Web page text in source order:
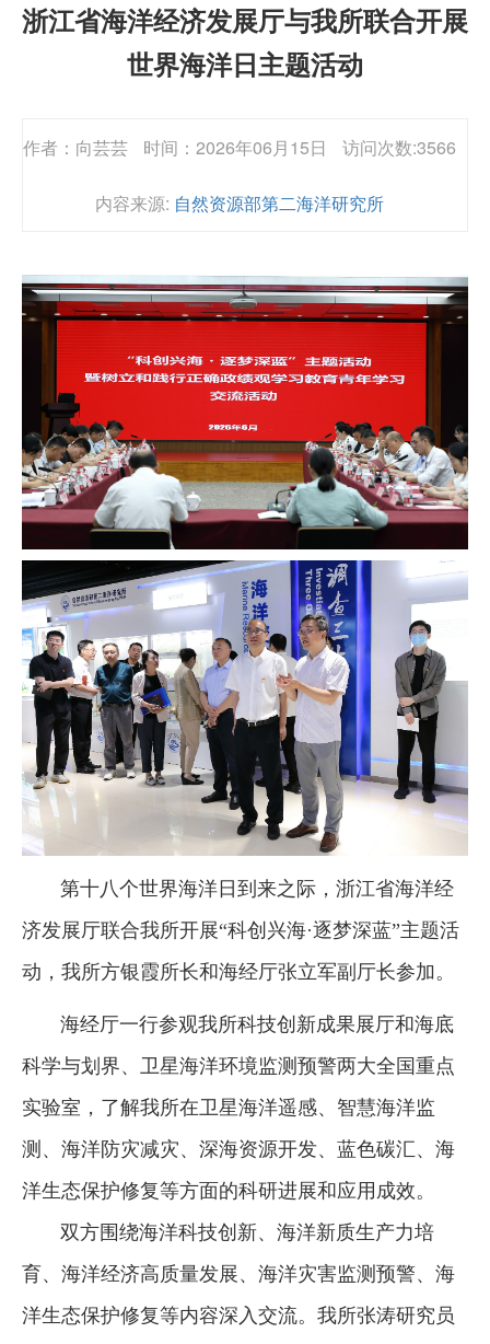
浙江省海洋经济发展厅与我所联合开展
世界海洋日主题活动
作者：向芸芸 时间：2026年06月15日 访问次数:3566
内容来源: 自然资源部第二海洋研究所
第十八个世界海洋日到来之际，浙江省海洋经
济发展厅联合我所开展“科创兴海·逐梦深蓝”主题活
动，我所方银霞所长和海经厅张立军副厅长参加。
海经厅一行参观我所科技创新成果展厅和海底
科学与划界、卫星海洋环境监测预警两大全国重点
实验室，了解我所在卫星海洋遥感、智慧海洋监
测、海洋防灾减灾、深海资源开发、蓝色碳汇、海
洋生态保护修复等方面的科研进展和应用成效。
双方围绕海洋科技创新、海洋新质生产力培
育、海洋经济高质量发展、海洋灾害监测预警、海
洋生态保护修复等内容深入交流。我所张涛研究员